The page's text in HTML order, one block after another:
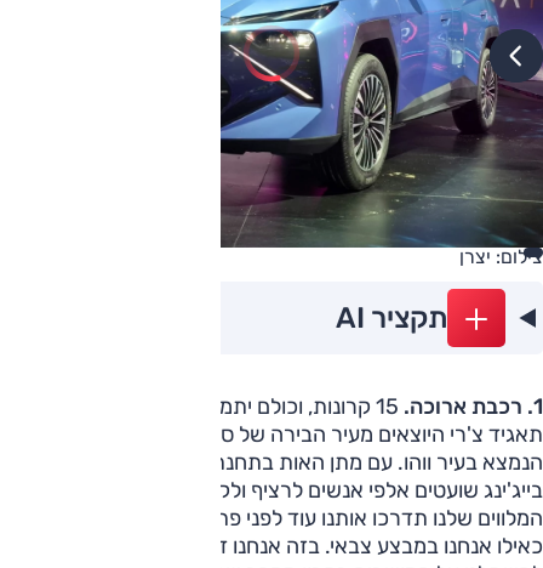
צילום: יצרן
תקציר AI
1. רכבת ארוכה.
15 קרונות, וכולם יתמלאו מיד באורחים של
תאגיד צ'רי היוצאים מעיר הבירה של סין לכיוון המטה של
הנמצא בעיר ווהו. עם מתן האות בתחנת הרכבת המרכזית של
בייג'ינג שועטים אלפי אנשים לרציף ולקרונות, ולא, אני לא מגזים.
המלווים שלנו תדרכו אותנו עוד לפני פתיחת שערים שנזדרז,
כאילו אנחנו במבצע צבאי. בזה אנחנו דווקא חזקים ומצליחים